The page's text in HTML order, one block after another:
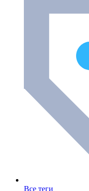
Все теги